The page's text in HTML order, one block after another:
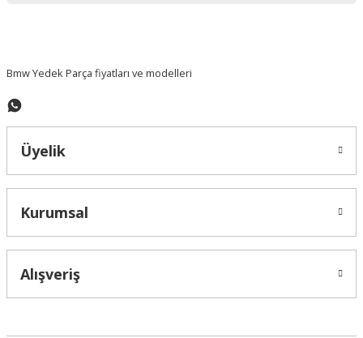
Bmw Yedek Parça fiyatları ve modelleri
Üyelik
Kurumsal
Alışveriş